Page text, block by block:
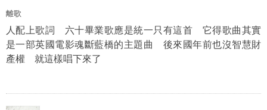
離歌
人配上歌詞 六十畢業歌應是統一只有這首 它得歌曲其實
是一部英國電影魂斷藍橋的主題曲 後來國年前也沒智慧財
產權 就這樣唱下來了